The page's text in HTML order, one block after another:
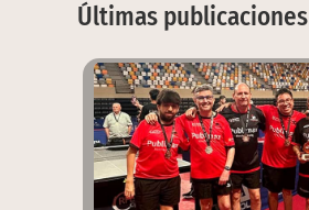
Últimas publicaciones